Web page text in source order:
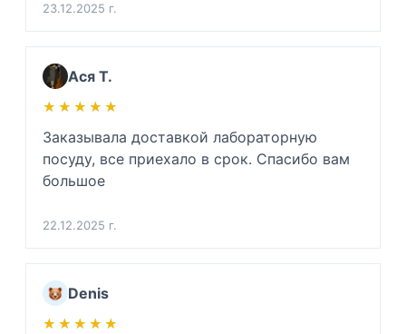
23.12.2025 г.
Ася Т.
★★★★★
★★★★★
Заказывала доставкой лабораторную
посуду, все приехало в срок. Спасибо вам
большое
22.12.2025 г.
Denis
★★★★★
★★★★★